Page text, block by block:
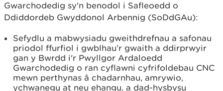
Gwarchodedig sy'n benodol i Safleoedd o
Ddiddordeb Gwyddonol Arbennig (SoDdGAu):
Sefydlu a mabwysiadu gweithdrefnau a safonau
priodol ffurfiol i gwblhau’r gwaith a ddirprwyir
gan y Bwrdd i'r Pwyllgor Ardaloedd
Gwarchodedig o ran cyflawni cyfrifoldebau CNC
mewn perthynas â chadarnhau, amrywio,
ychwanegu at neu ehangu, a dad-hysbysu